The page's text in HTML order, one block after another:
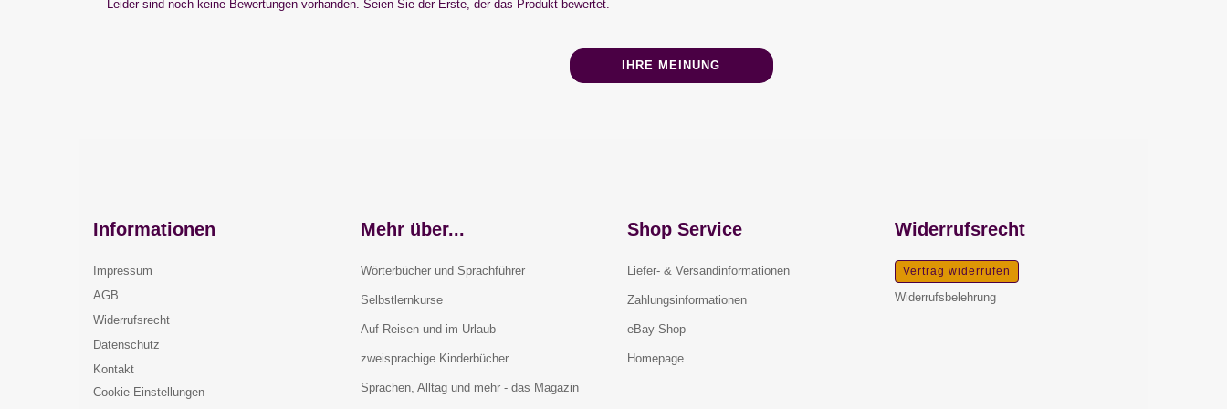
Leider sind noch keine Bewertungen vorhanden. Seien Sie der Erste, der das Produkt bewertet.
IHRE MEINUNG
Informationen
Impressum
AGB
Widerrufsrecht
Datenschutz
Kontakt
Cookie Einstellungen
Mehr über...
Wörterbücher und Sprachführer
Selbstlernkurse
Auf Reisen und im Urlaub
zweisprachige Kinderbücher
Sprachen, Alltag und mehr - das Magazin
Shop Service
Liefer- & Versandinformationen
Zahlungsinformationen
eBay-Shop
Homepage
Widerrufsrecht
Vertrag widerrufen
Widerrufsbelehrung